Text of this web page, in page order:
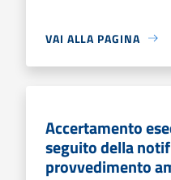
VAI ALLA PAGINA
Accertamento
seguito della
provvedimento